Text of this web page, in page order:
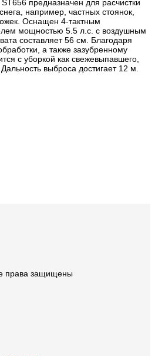
предназначен для расчистки
например, частных стоянок,
Оснащен 4-тактным
мощностью 5.5 л.с. с воздушным
составляет 56 см. Благодаря
а также зазубренному
с уборкой как свежевыпавшего,
выброса достигает 12 м.
права защищены